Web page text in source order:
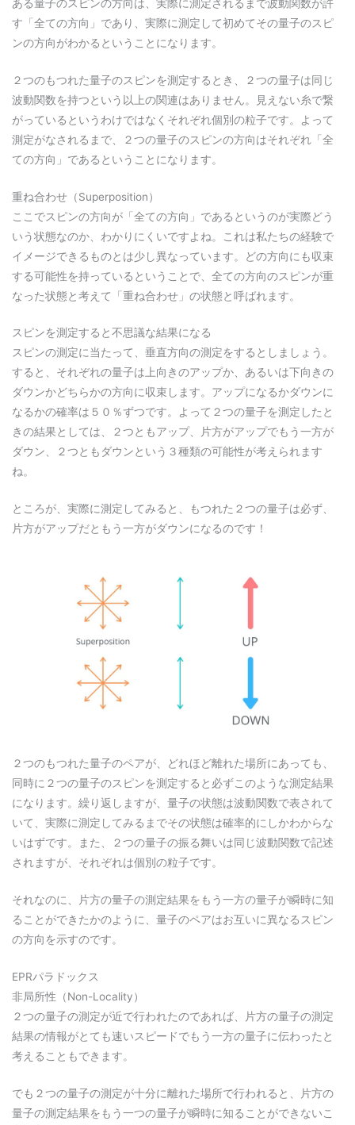
ある量子のスピンの方向は、実際に測定されるまで波動関数が許
す「全ての方向」であり、実際に測定して初めてその量子のスピ
ンの方向がわかるということになります。
２つのもつれた量子のスピンを測定するとき、２つの量子は同じ
波動関数を持つという以上の関連はありません。見えない糸で繋
がっているというわけではなくそれぞれ個別の粒子です。よって
測定がなされるまで、２つの量子のスピンの方向はそれぞれ「全
ての方向」であるということになります。
重ね合わせ（Superposition）
ここでスピンの方向が「全ての方向」であるというのが実際どう
いう状態なのか、わかりにくいですよね。これは私たちの経験で
イメージできるものとは少し異なっています。どの方向にも収束
する可能性を持っているということで、全ての方向のスピンが重
なった状態と考えて「重ね合わせ」の状態と呼ばれます。
スピンを測定すると不思議な結果になる
スピンの測定に当たって、垂直方向の測定をするとしましょう。
すると、それぞれの量子は上向きのアップか、あるいは下向きの
ダウンかどちらかの方向に収束します。アップになるかダウンに
なるかの確率は５０％ずつです。よって２つの量子を測定したと
きの結果としては、２つともアップ、片方がアップでもう一方が
ダウン、２つともダウンという３種類の可能性が考えられます
ね。
ところが、実際に測定してみると、もつれた２つの量子は必ず、
片方がアップだともう一方がダウンになるのです！
２つのもつれた量子のペアが、どれほど離れた場所にあっても、
同時に２つの量子のスピンを測定すると必ずこのような測定結果
になります。繰り返しますが、量子の状態は波動関数で表されて
いて、実際に測定してみるまでその状態は確率的にしかわからな
いはずです。また、２つの量子の振る舞いは同じ波動関数で記述
されますが、それぞれは個別の粒子です。
それなのに、片方の量子の測定結果をもう一方の量子が瞬時に知
ることができたかのように、量子のペアはお互いに異なるスピン
の方向を示すのです。
EPRパラドックス
非局所性（Non-Locality）
２つの量子の測定が近で行われたのであれば、片方の量子の測定
結果の情報がとても速いスピードでもう一方の量子に伝わったと
考えることもできます。
でも２つの量子の測定が十分に離れた場所で行われると、片方の
量子の測定結果をもう一つの量子が瞬時に知ることができないこ